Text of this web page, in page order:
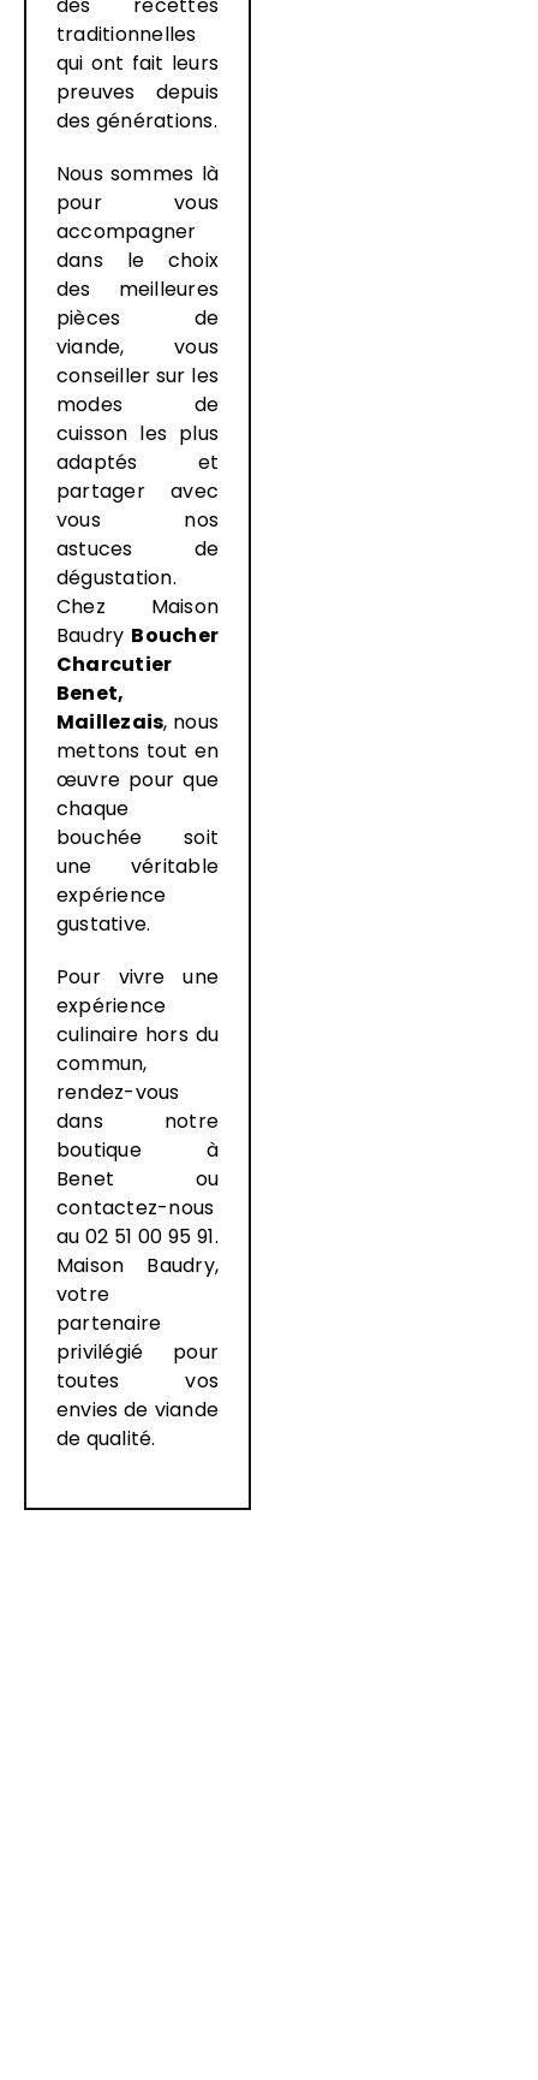
traditionnelles
qui ont fait leurs
preuves depuis
des générations.
Nous sommes là
pour vous
accompagner
dans le choix
des meilleures
pièces de
viande, vous
conseiller sur les
modes de
cuisson les plus
adaptés et
partager avec
vous nos
astuces de
dégustation.
Chez Maison
Baudry Boucher
Charcutier
Benet,
Maillezais, nous
mettons tout en
œuvre pour que
chaque
bouchée soit
une véritable
expérience
gustative.
Pour vivre une
expérience
culinaire hors du
commun,
rendez-vous
dans notre
boutique à
Benet ou
contactez-nous
au02 51 00 95 91.
Maison Baudry,
votre
partenaire
privilégié pour
toutes vos
envies de viande
de qualité.